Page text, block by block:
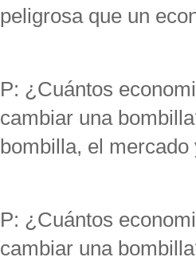
peligrosa que un
P: ¿Cuántos
cambiar una
bombilla, el
P: ¿Cuántos
cambiar una